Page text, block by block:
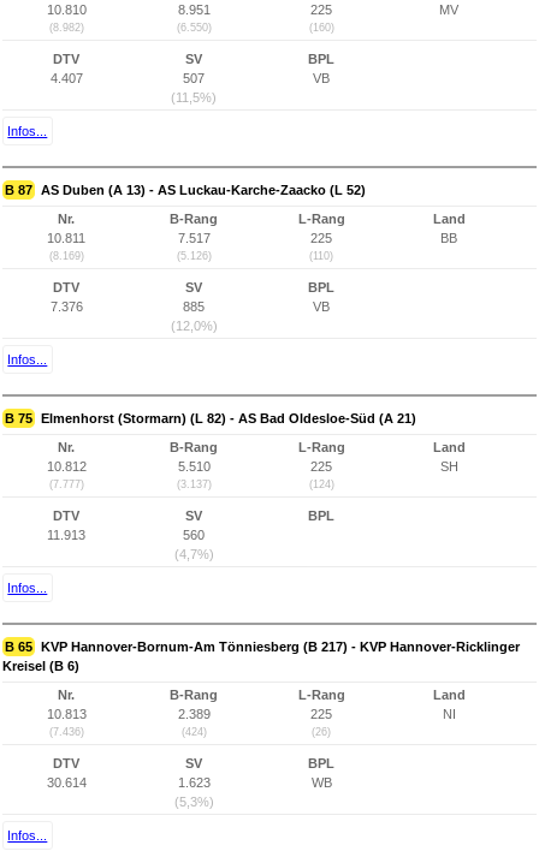
10.810
(8.982)
8.951
(6.550)
225
(160)
MV
DTV
4.407
SV
507
(11,5%)
BPL
VB
Infos...
B 87 AS Duben (A 13) - AS Luckau-Karche-Zaacko (L 52)
Nr.
10.811
(8.169)
B-Rang
7.517
(5.126)
L-Rang
225
(110)
Land
BB
DTV
7.376
SV
885
(12,0%)
BPL
VB
Infos...
B 75 Elmenhorst (Stormarn) (L 82) - AS Bad Oldesloe-Süd (A 21)
Nr.
10.812
(7.777)
B-Rang
5.510
(3.137)
L-Rang
225
(124)
Land
SH
DTV
11.913
SV
560
(4,7%)
BPL
Infos...
B 65 KVP Hannover-Bornum-Am Tönniesberg (B 217) - KVP Hannover-Ricklinger
Kreisel (B 6)
Nr.
10.813
(7.436)
B-Rang
2.389
(424)
L-Rang
225
(26)
Land
NI
DTV
30.614
SV
1.623
(5,3%)
BPL
WB
Infos...